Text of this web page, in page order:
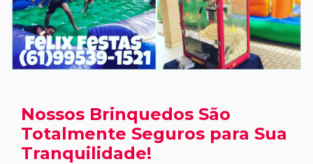
Nossos Brinquedos São
Totalmente Seguros para Sua
Tranquilidade!